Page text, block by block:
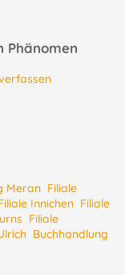
Phänomen
Meran Filiale
Innichen Filiale
Filiale
Buchhandlung